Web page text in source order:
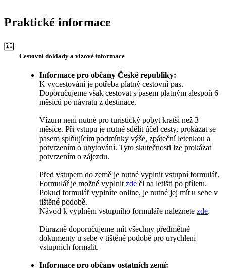
Praktické informace
Cestovní doklady a vízové informace
Informace pro občany České republiky:
K vycestování je potřeba platný cestovní pas.
Doporučujeme však cestovat s pasem platným alespoň 6
měsíců po návratu z destinace.
Vízum není nutné pro turistický pobyt kratší než 3
měsíce. Při vstupu je nutné sdělit účel cesty, prokázat se
pasem splňujícím podmínky výše, zpáteční letenkou a
potvrzením o ubytování. Tyto skutečnosti lze prokázat
potvrzením o zájezdu.
Před vstupem do země je nutné vyplnit vstupní formulář.
Formulář je možné vyplnit zde či na letišti po příletu.
Pokud formulář vyplníte online, je nutné jej mít u sebe v
tištěné podobě.
Návod k vyplnění vstupního formuláře naleznete zde.
Důrazně doporučujeme mít všechny předmětné
dokumenty u sebe v tištěné podobě pro urychlení
vstupních formalit.
Informace pro občany ostatních zemí: